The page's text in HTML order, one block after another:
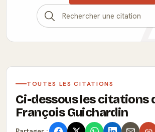
TOUTES LES CITATIONS
Ci-dessous les citations
François Guichardin